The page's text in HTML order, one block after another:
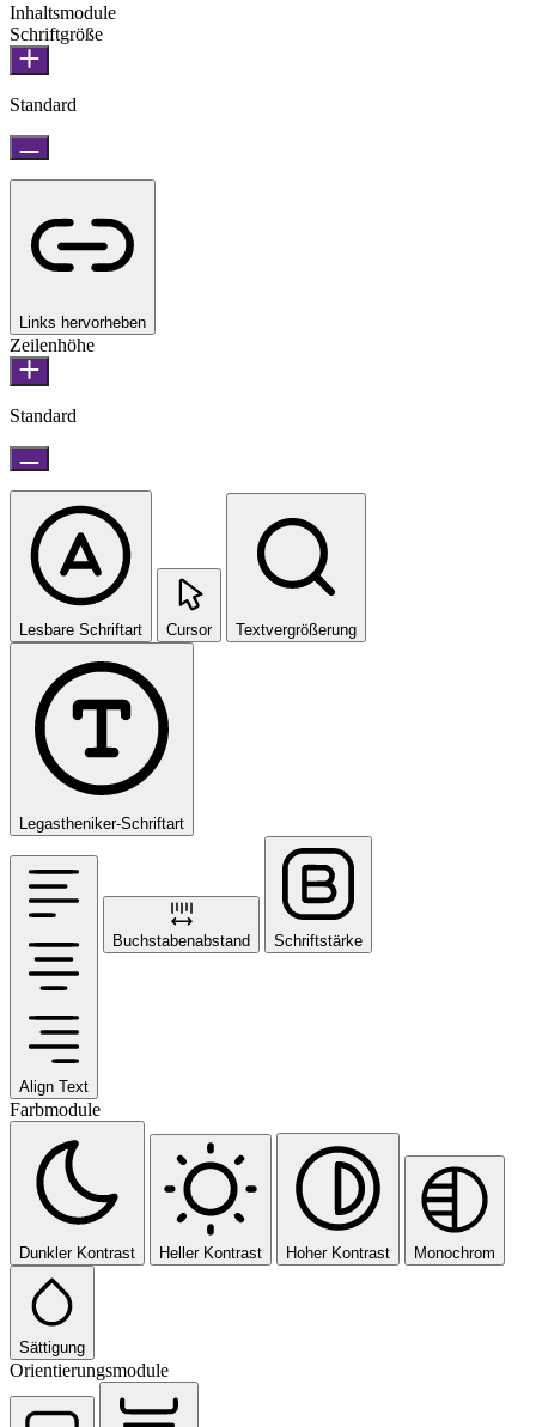
Inhaltsmodule
Schriftgröße
Standard
Links hervorheben
Zeilenhöhe
Standard
Lesbare Schriftart Cursor Textvergrößerung
Legastheniker-Schriftart
Align Text
Buchstabenabstand Schriftstärke
Farbmodule
Dunkler Kontrast Heller Kontrast Hoher Kontrast Monochrom
Sättigung
Orientierungsmodule